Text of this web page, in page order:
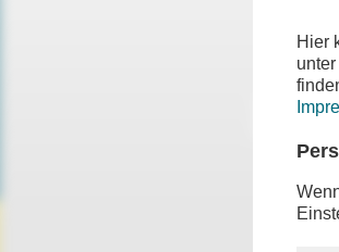
Hier